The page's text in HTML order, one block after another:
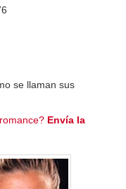
se llaman sus
Envía la